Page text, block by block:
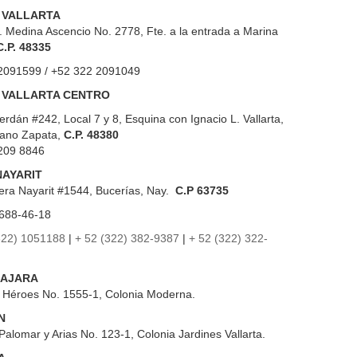
Medina Ascencio No. 2778, Fte. a la entrada a Marina
48335
/ +52 322 2091049
CENTRO
#242, Local 7 y 8, Esquina con Ignacio L. Vallarta,
Zapata, C.P. 48380
8846
Nayarit #1544, Bucerías, Nay. C.P 63735
46-18
1051188 | + 52 (322) 382-9387 | + 52 (322) 322-
No. 1555-1, Colonia Moderna.
y Arias No. 123-1, Colonia Jardines Vallarta.